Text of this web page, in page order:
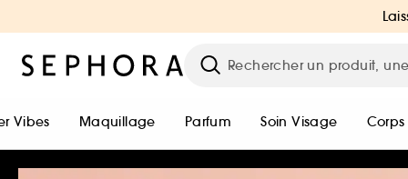
Vibes Maquillage Parfum Soin Visage Corps